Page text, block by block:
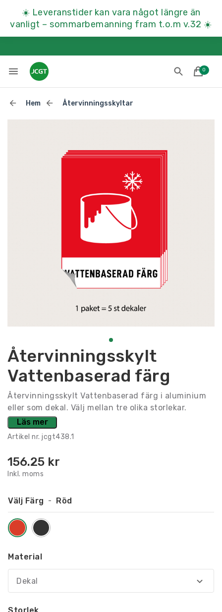
☀️ Leveranstider kan vara något längre än
vanligt – sommarbemanning fram t.o.m v.32 ☀️
0
Till kassan
Hem Återvinningsskyltar
Återvinningsskylt
Vattenbaserad färg
Återvinningsskylt Vattenbaserad färg i aluminium
eller som dekal. Välj mellan tre olika storlekar.
Läs mer
Artikel nr. jcgt438.1
156.25 kr
Inkl. moms
Välj Färg Röd
Material
Dekal
Storlek